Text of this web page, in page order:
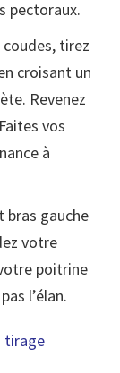
pectoraux.
tirez
croisant un
Revenez
vos
à
bras gauche
votre
poitrine
l’élan.
tirage